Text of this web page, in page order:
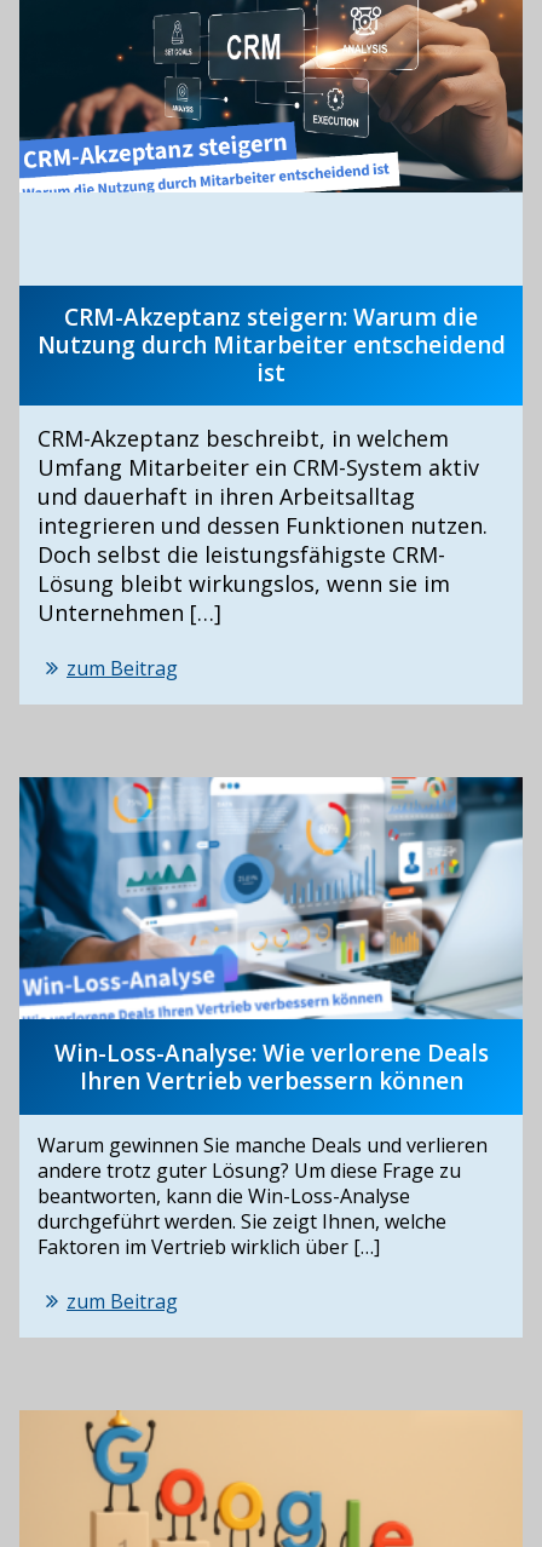
CRM-Akzeptanz steigern: Warum die
Nutzung durch Mitarbeiter entscheidend
ist
CRM-Akzeptanz beschreibt, in welchem
Umfang Mitarbeiter ein CRM-System aktiv
und dauerhaft in ihren Arbeitsalltag
integrieren und dessen Funktionen nutzen.
Doch selbst die leistungsfähigste CRM-
Lösung bleibt wirkungslos, wenn sie im
Unternehmen […]
zum Beitrag
Win-Loss-Analyse: Wie verlorene Deals
Ihren Vertrieb verbessern können
Warum gewinnen Sie manche Deals und verlieren
andere trotz guter Lösung? Um diese Frage zu
beantworten, kann die Win-Loss-Analyse
durchgeführt werden. Sie zeigt Ihnen, welche
Faktoren im Vertrieb wirklich über […]
zum Beitrag